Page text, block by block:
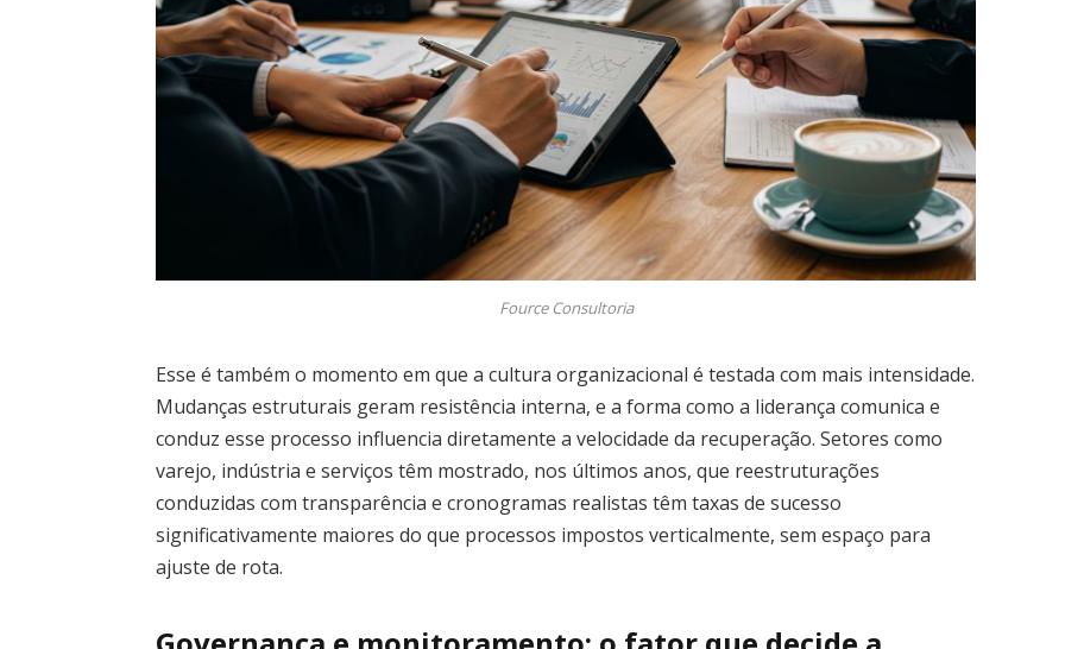
Fource Consultoria
Esse é também o momento em que a cultura organizacional é testada com mais intensidade.
Mudanças estruturais geram resistência interna, e a forma como a liderança comunica e
conduz esse processo influencia diretamente a velocidade da recuperação. Setores como
varejo, indústria e serviços têm mostrado, nos últimos anos, que reestruturações
conduzidas com transparência e cronogramas realistas têm taxas de sucesso
significativamente maiores do que processos impostos verticalmente, sem espaço para
ajuste de rota.